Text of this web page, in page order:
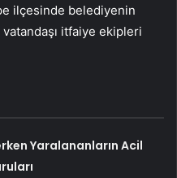
ilçesinde belediyenin
itfaiye ekipleri
Yaralananların Acil